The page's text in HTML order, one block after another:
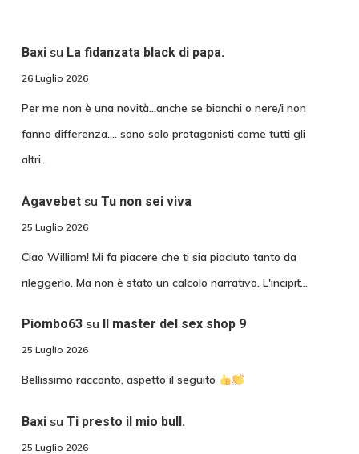
Baxisu La fidanzata black di papa.
26 Luglio 2026
Per me non è una novità...anche se bianchi o nere/i non
fanno differenza.... sono solo protagonisti come tutti gli
altri..
Agavebetsu Tu non sei viva
25 Luglio 2026
Ciao William! Mi fa piacere che ti sia piaciuto tanto da
rileggerlo. Ma non è stato un calcolo narrativo. L'incipit…
Piombo63su Il master del sex shop 9
25 Luglio 2026
Bellissimo racconto, aspetto il seguito
Baxisu Ti presto il mio bull.
25 Luglio 2026